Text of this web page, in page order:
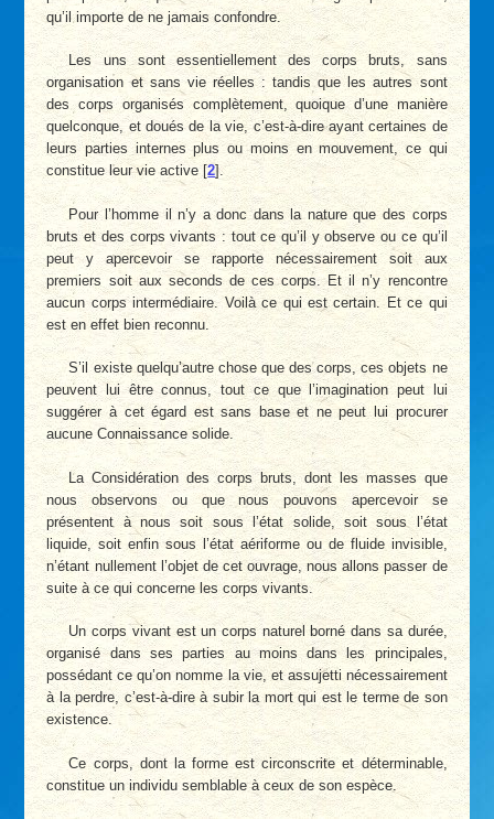
qu’il importe de ne jamais confondre.
Les uns sont essentiellement des corps bruts, sans
organisation et sans vie réelles : tandis que les autres sont
des corps organisés complètement, quoique d’une manière
quelconque, et doués de la vie, c’est-à-dire ayant certaines de
leurs parties internes plus ou moins en mouvement, ce qui
constitue leur vie active [2] .
Pour l’homme il n’y a donc dans la nature que des corps
bruts et des corps vivants : tout ce qu’il y observe ou ce qu’il
peut y apercevoir se rapporte nécessairement soit aux
premiers soit aux seconds de ces corps. Et il n’y rencontre
aucun corps intermédiaire. Voilà ce qui est certain. Et ce qui
est en effet bien reconnu.
S’il existe quelqu’autre chose que des corps, ces objets ne
peuvent lui être connus, tout ce que l’imagination peut lui
suggérer à cet égard est sans base et ne peut lui procurer
aucune Connaissance solide.
La Considération des corps bruts, dont les masses que
nous observons ou que nous pouvons apercevoir se
présentent à nous soit sous l’état solide, soit sous l’état
liquide, soit enfin sous l’état aériforme ou de fluide invisible,
n’étant nullement l’objet de cet ouvrage, nous allons passer de
suite à ce qui concerne les corps vivants.
Un corps vivant est un corps naturel borné dans sa durée,
organisé dans ses parties au moins dans les principales,
possédant ce qu’on nomme la vie, et assujetti nécessairement
à la perdre, c’est-à-dire à subir la mort qui est le terme de son
existence.
Ce corps, dont la forme est circonscrite et déterminable,
constitue un individu semblable à ceux de son espèce.